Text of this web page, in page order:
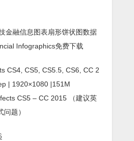
金融信息图表扇形饼状图数据
Infographics免费下载
CS4, CS5, CS5.5, CS6, CC 2
| 1920×1080 |151M
CS5 – CC 2015 （建议英
题）